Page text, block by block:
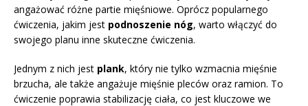
angażować różne partie mięśniowe. Oprócz popularnego
ćwiczenia, jakim jest podnoszenie nóg, warto włączyć do
swojego planu inne skuteczne ćwiczenia.
Jednym z nich jest plank, który nie tylko wzmacnia mięśnie
brzucha, ale także angażuje mięśnie pleców oraz ramion. To
ćwiczenie poprawia stabilizację ciała, co jest kluczowe we